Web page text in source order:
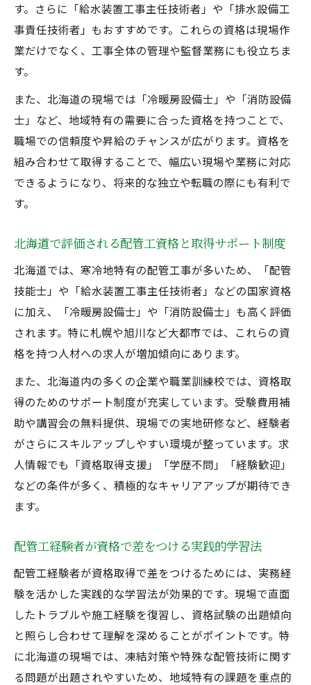
す。さらに「給水装置工事主任技術者」や「排水設備工
事責任技術者」もおすすめです。これらの資格は現場作
業だけでなく、工事全体の管理や監督業務にも役立ちま
す。
また、北海道の現場では「冷暖房設備士」や「消防設備
士」など、地域特有の需要に合った資格を持つことで、
職場での信頼度や昇給のチャンスが広がります。資格を
組み合わせて取得することで、幅広い現場や業務に対応
できるようになり、将来的な独立や転職の際にも有利で
す。
北海道で評価される配管工資格と取得サポート制度
北海道では、寒冷地特有の配管工事が多いため、「配管
技能士」や「給水装置工事主任技術者」などの国家資格
に加え、「冷暖房設備士」や「消防設備士」も高く評価
されます。特に札幌や旭川など大都市では、これらの資
格を持つ人材への求人が増加傾向にあります。
また、北海道内の多くの企業や職業訓練校では、資格取
得のためのサポート制度が充実しています。受験費用補
助や講習会の無料提供、現場での実地研修など、経験者
がさらにスキルアップしやすい環境が整っています。求
人情報でも「資格取得支援」「学歴不問」「経験歓迎」
などの条件が多く、積極的なキャリアアップが期待でき
ます。
配管工経験者が資格で差をつける実践的学習法
配管工経験者が資格取得で差をつけるためには、実務経
験を活かした実践的な学習法が効果的です。現場で直面
したトラブルや施工経験を復習し、資格試験の出題傾向
と照らし合わせて理解を深めることがポイントです。特
に北海道の現場では、凍結対策や特殊な配管技術に関す
る問題が出題されやすいため、地域特有の課題を重点的